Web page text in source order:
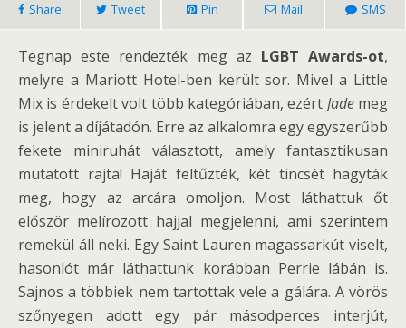
Share Tweet Pin Mail SMS
Tegnap este rendezték meg az LGBT Awards-ot,
melyre a Mariott Hotel-ben került sor. Mivel a Little
Mix is érdekelt volt több kategóriában, ezért Jademeg
is jelent a díjátadón. Erre az alkalomra egy egyszerűbb
fekete miniruhát választott, amely fantasztikusan
mutatott rajta! Haját feltűzték, két tincsét hagyták
meg, hogy az arcára omoljon. Most láthattuk őt
először melírozott hajjal megjelenni, ami szerintem
remekül áll neki. Egy Saint Lauren magassarkút viselt,
hasonlót már láthattunk korábban Perrie lábán is.
Sajnos a többiek nem tartottak vele a gálára. A vörös
szőnyegen adott egy pár másodperces interjút,